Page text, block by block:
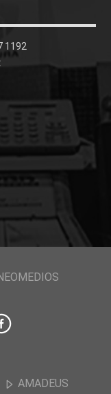
AMADEUS
1192